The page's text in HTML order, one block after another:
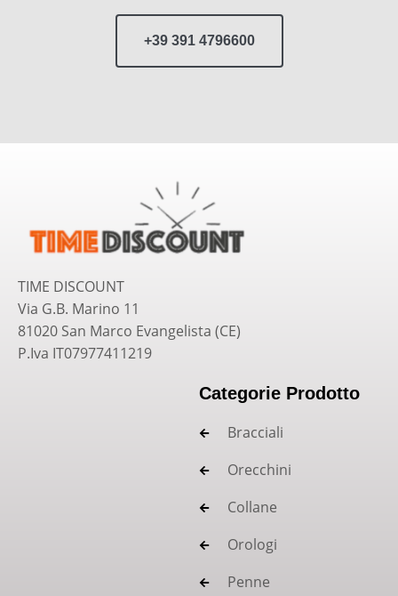
+39 391 4796600
TIME DISCOUNT
Via G.B. Marino 11
81020 San Marco Evangelista (CE)
P.Iva IT07977411219
Categorie Prodotto
Bracciali
Orecchini
Collane
Orologi
Penne